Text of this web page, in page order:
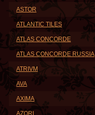
ASTOR
ATLANTIC TILES
ATLAS CONCORDE
ATLAS CONCORDE RUSSIA
ATRIVM
AVA
AXIMA
AZORI